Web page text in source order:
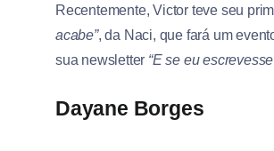
Recentemente, Victor teve seu
acabe”, da Naci, que fará um
sua newsletter “E se eu
Dayane Borges